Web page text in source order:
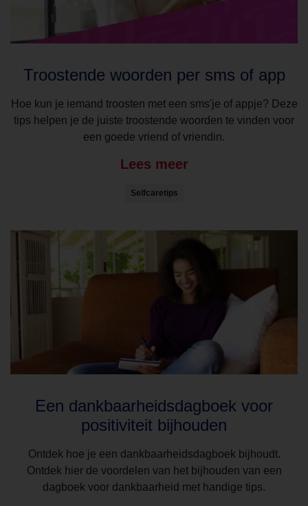
Troostende woorden per sms of app
Hoe kun je iemand troosten met een sms'je of appje? Deze
tips helpen je de juiste troostende woorden te vinden voor
een goede vriend of vriendin.
Lees meer
Selfcaretips
Een dankbaarheidsdagboek voor
positiviteit bijhouden
Ontdek hoe je een dankbaarheidsdagboek bijhoudt.
Ontdek hier de voordelen van het bijhouden van een
dagboek voor dankbaarheid met handige tips.